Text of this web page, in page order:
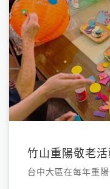
竹山重陽敬老活
台中大區在每年重